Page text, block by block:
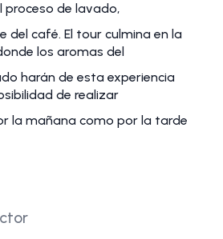
proceso de lavado,
del café. El tour culmina en la
los aromas del
harán de esta experiencia
de realizar
la mañana como por la tarde